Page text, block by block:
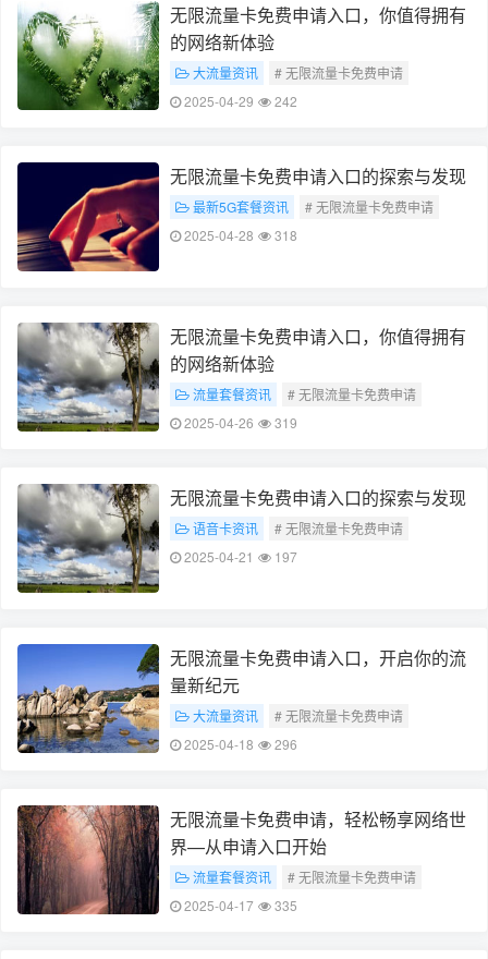
无限流量卡免费申请入口，你值得拥有
的网络新体验
大流量资讯
# 无限流量卡免费申请
# 网络新体验
2025-04-29 242
无限流量卡免费申请入口的探索与发现
最新5G套餐资讯
# 无限流量卡免费申请
# 免费申请入口探索发现
2025-04-28 318
无限流量卡免费申请入口，你值得拥有
的网络新体验
流量套餐资讯
# 无限流量卡免费申请
# 网络新体验
2025-04-26 319
无限流量卡免费申请入口的探索与发现
语音卡资讯
# 无限流量卡免费申请
# 免费申请入口探索发现
2025-04-21 197
无限流量卡免费申请入口，开启你的流
量新纪元
大流量资讯
# 无限流量卡免费申请
# 流量新纪元
2025-04-18 296
无限流量卡免费申请，轻松畅享网络世
界—从申请入口开始
流量套餐资讯
# 无限流量卡免费申请
# 轻松畅享网络世界
2025-04-17 335